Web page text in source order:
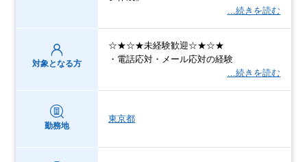
…続きを読む
対象となる方
☆★☆★未経験歓迎☆★☆★
・電話応対・メール応対の経験
…続きを読む
勤務地
東京都